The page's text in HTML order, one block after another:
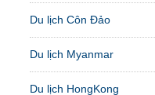
Du lịch Côn Đảo
Du lịch Myanmar
Du lịch HongKong